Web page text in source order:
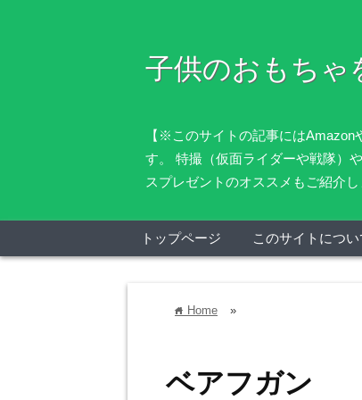
子供のおもちゃ
【※このサイトの記事には
す。 特撮（仮面ライダーや戦隊）
スプレゼントのオススメもご紹介し
トップページ このサイトについ
home Home »
ベアフガン